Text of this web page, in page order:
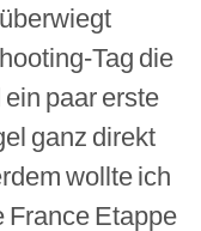
Tag die
paar erste
ganz direkt
wollte ich
France Etappe